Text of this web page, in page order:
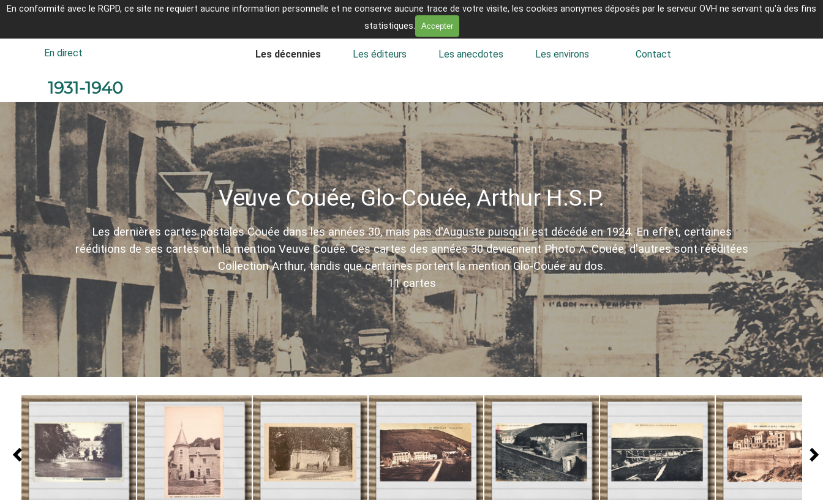
En conformité avec le RGPD, ce site ne requiert aucune information personnelle et ne conserve aucune trace de votre visite, les cookies anonymes déposés par le serveur OVH ne servant qu'à des fins
statistiques.
Accepter
Aller au contenu
Breheg ha Lanleñv er c'hantvedoù tremenet
Sauter le menu
Les décennies
▼
Les éditeurs ▼
Les anecdotes ▼
Les environs ▼
Contact
En direct
1931-1940
Veuve Couée, Glo-Couée, Arthur H.S.P.
Les dernières cartes postales Couée dans les années 30, mais pas d'Auguste puisqu'il est décédé en 1924. En effet, certaines
rééditions de ses cartes ont la mention Veuve Couée. Ces cartes des années 30 deviennent Photo A. Couée, d'autres sont rééditées
Collection Arthur, tandis que certaines portent la mention Glo-Couée au dos.
11 cartes